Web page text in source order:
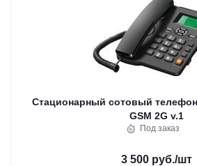
Стационарный сотовый
GSM 2G v.1
Под заказ
3 500 руб./шт